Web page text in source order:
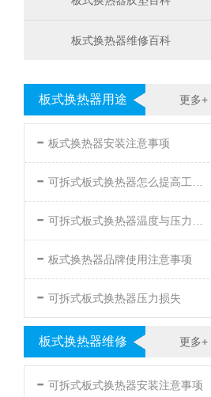
板式换热器维修百科
更多+
板式换热器用途
- 板式换热器安装注意事项
- 可拆式板式换热器怎么提高工作效率
- 可拆式板式换热器温度与压力的要求
- 板式换热器品牌使用注意事项
- 可拆式板式换热器压力损失
更多+
板式换热器维修
- 可拆式板式换热器安装注意事项